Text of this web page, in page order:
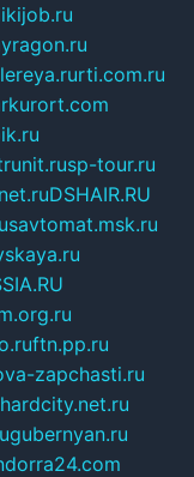
rti.com.ru
sp-tour.ru
DSHAIR.RU
ftn.pp.ru
zapchasti.ru
hardcity.net.ru
gubernyan.ru